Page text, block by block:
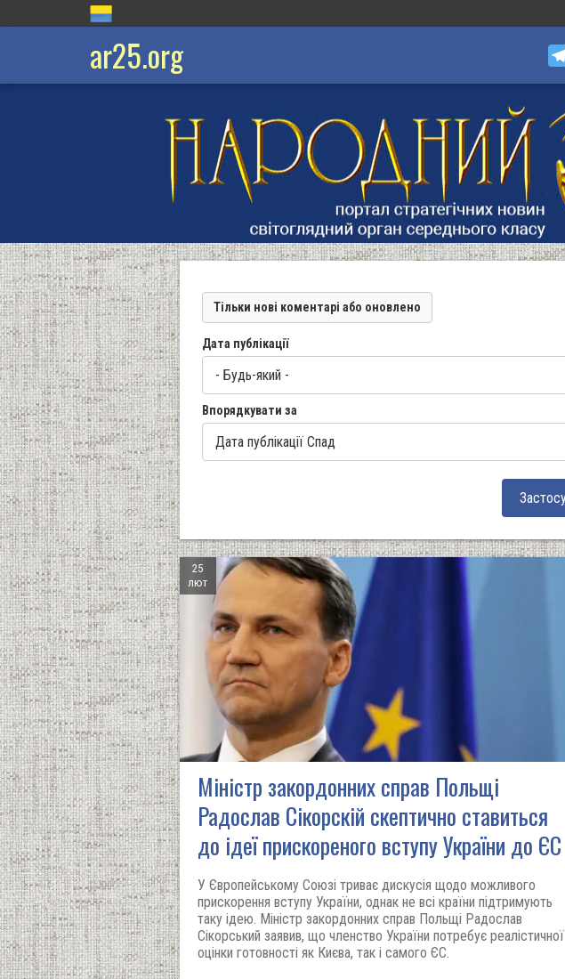
ar25.org
Тільки нові коментарі або оновлено
Дата публікації
Впорядкувати за
25
лют
Міністр закордонних справ Польщі
Радослав Сікорскій скептично ставиться
до ідеї прискореного вступу України до ЄС
У Європейському Союзі триває дискусія щодо можливого
прискорення вступу України, однак не всі країни підтримують
таку ідею. Міністр закордонних справ Польщі Радослав
Сікорський заявив, що членство України потребує реалістичної
оцінки готовності як Києва, так і самого ЄС.